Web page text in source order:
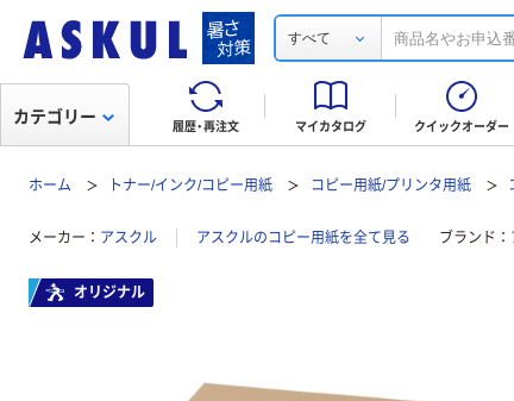
すべて
履歴・再注文 マイカタログ クイックオーダー
カテゴリー
ホーム トナー/インク/コピー用紙 コピー用紙/プリンタ用紙
メーカー アスクル アスクルのコピー用紙を全て見る ブランド
オリジナル